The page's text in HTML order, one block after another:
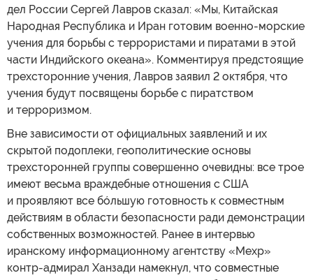
дел России Сергей Лавров сказал: «Мы, Китайская
Народная Республика и Иран готовим военно-морские
учения для борьбы с террористами и пиратами в этой
части Индийского океана». Комментируя предстоящие
трехсторонние учения, Лавров заявил 2 октября, что
учения будут посвящены борьбе с пиратством
и терроризмом.
Вне зависимости от официальных заявлений и их
скрытой подоплеки, геополитические основы
трехсторонней группы совершенно очевидны: все трое
имеют весьма враждебные отношения с США
и проявляют все бóльшую готовность к совместным
действиям в области безопасности ради демонстрации
собственных возможностей. Ранее в интервью
иранскому информационному агентству «Мехр»
контр-адмирал Ханзади намекнул, что совместные